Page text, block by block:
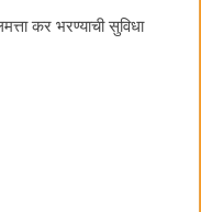
कर भरण्याची सुविधा